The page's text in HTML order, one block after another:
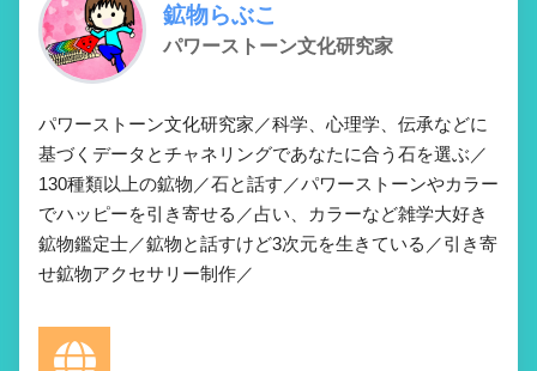
鉱物らぶこ
パワーストーン文化研究家
パワーストーン文化研究家／科学、心理学、伝承などに
基づくデータとチャネリングであなたに合う石を選ぶ／
130種類以上の鉱物／石と話す／パワーストーンやカラー
でハッピーを引き寄せる／占い、カラーなど雑学大好き
鉱物鑑定士／鉱物と話すけど3次元を生きている／引き寄
せ鉱物アクセサリー制作／